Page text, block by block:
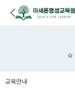
교육안내